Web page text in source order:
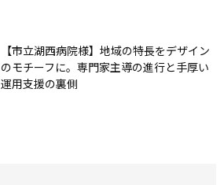
【市立湖西病院様】地域の特長をデザイン
のモチーフに。専門家主導の進行と手厚い
運用支援の裏側